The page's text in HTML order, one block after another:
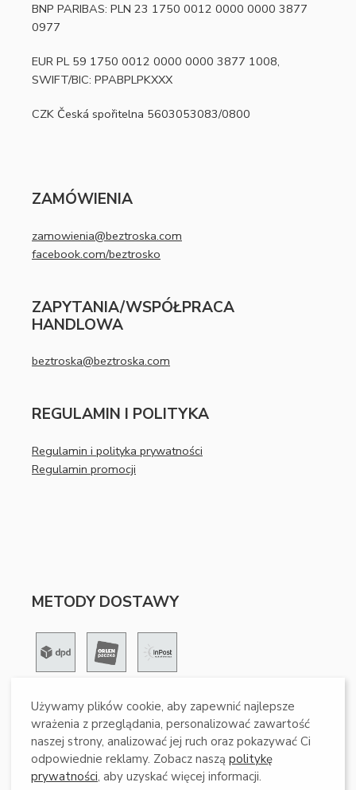
BNP PARIBAS: PLN 23 1750 0012 0000 0000 3877
0977
EUR PL 59 1750 0012 0000 0000 3877 1008,
SWIFT/BIC: PPABPLPKXXX
CZK Česká spořitelna 5603053083/0800
ZAMÓWIENIA
zamowienia@beztroska.com
facebook.com/beztrosko
ZAPYTANIA/WSPÓŁPRACA
HANDLOWA
beztroska@beztroska.com
REGULAMIN I POLITYKA
Regulamin i polityka prywatności
Regulamin promocji
METODY DOSTAWY
METODY PŁATNOŚCI
Używamy plików cookie, aby zapewnić najlepsze
wrażenia z przeglądania, personalizować zawartość
naszej strony, analizować jej ruch oraz pokazywać Ci
odpowiednie reklamy. Zobacz naszą politykę
prywatności, aby uzyskać więcej informacji.